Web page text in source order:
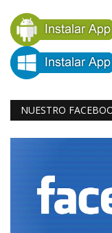
NUESTRO